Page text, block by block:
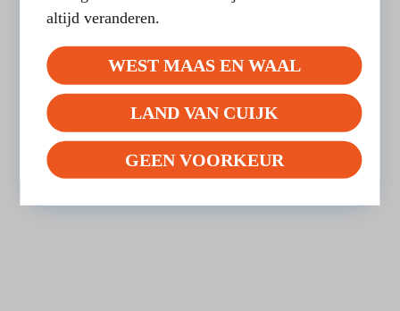
Oeffelt
Heeft in totaal 3 voorzorgcirkels.
BEKIJK HET OVERZICHT
altijd veranderen.
WEST MAAS EN WAAL
LAND VAN CUIJK
GEEN VOORKEUR